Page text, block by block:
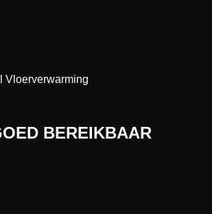
Vloerverwarming
BEREIKBAAR